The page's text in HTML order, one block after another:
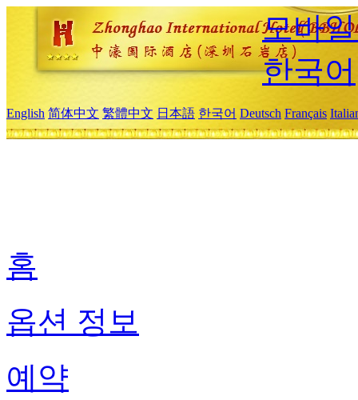
모바
한국어
English 简体中文 繁體中文 日本語 한국어 Deutsch Français
홈
옵션 정보
예약